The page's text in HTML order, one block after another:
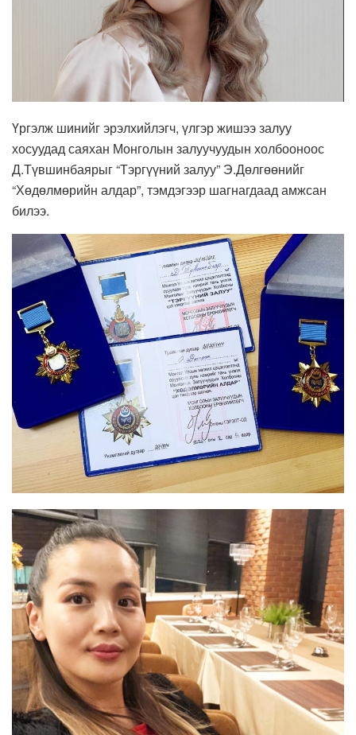
Үргэлж шинийг эрэлхийлэгч, үлгэр жишээ залуу
хосуудад саяхан Монголын залуучуудын холбооноос
Д.Түвшинбаярыг “Тэргүүний залуу” Э.Дөлгөөнийг
“Хөдөлмөрийн алдар”, тэмдэгээр шагнагдаад амжсан
билээ.